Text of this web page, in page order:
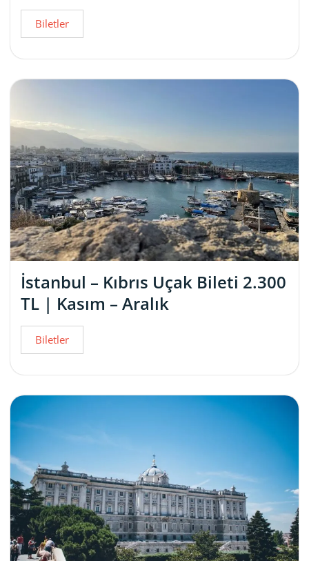
Biletler
İstanbul – Kıbrıs Uçak Bileti 2.300
TL | Kasım – Aralık
Biletler